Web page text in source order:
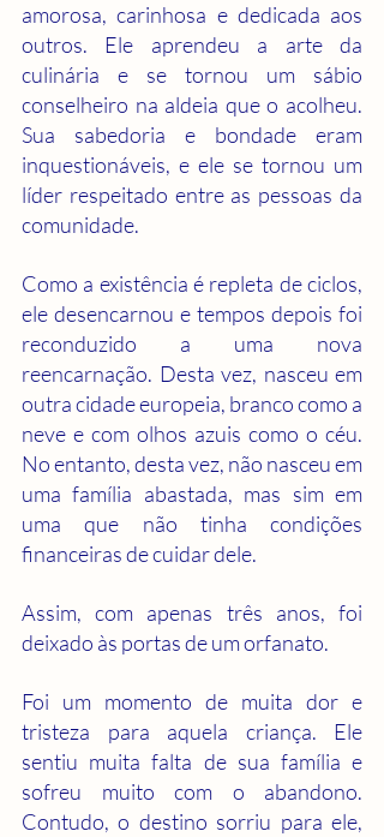
amorosa, carinhosa e dedicada aos
outros. Ele aprendeu a arte da
culinária e se tornou um sábio
conselheiro na aldeia que o acolheu.
Sua sabedoria e bondade eram
inquestionáveis, e ele se tornou um
líder respeitado entre as pessoas da
comunidade.
Como a existência é repleta de ciclos,
ele desencarnou e tempos depois foi
reconduzido a uma nova
reencarnação. Desta vez, nasceu em
outra cidade europeia, branco como a
neve e com olhos azuis como o céu.
No entanto, desta vez, não nasceu em
uma família abastada, mas sim em
uma que não tinha condições
financeiras de cuidar dele.
Assim, com apenas três anos, foi
deixado às portas de um orfanato.
Foi um momento de muita dor e
tristeza para aquela criança. Ele
sentiu muita falta de sua família e
sofreu muito com o abandono.
Contudo, o destino sorriu para ele,